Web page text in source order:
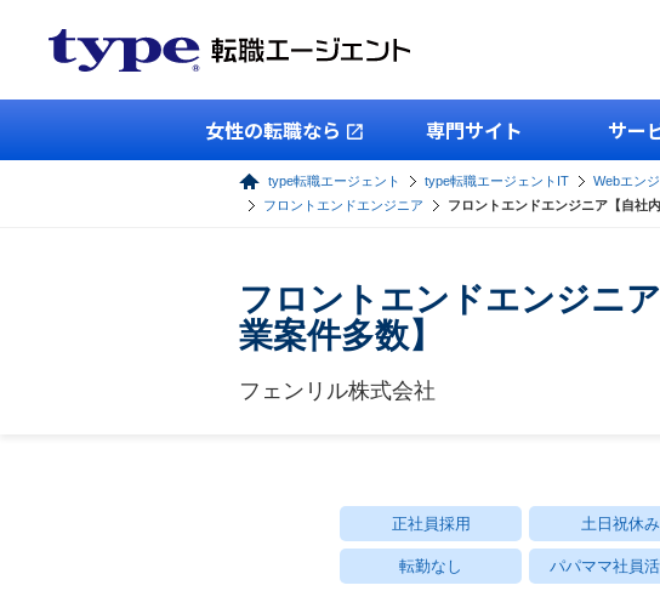
女性の転職なら 専門サイト サー
type転職エージェント type転職エージェントIT Webエン
フロントエンドエンジニア
フロントエンドエンジニア【自社
フロントエンドエンジニ
業案件多数】
フェンリル株式会社
正社員採用 土日祝休み
転勤なし パパママ社員